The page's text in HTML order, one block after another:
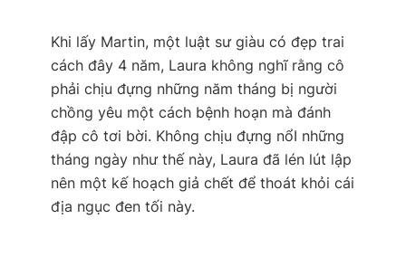
Khi lấy Martin, một luật sư giàu có đẹp trai
cách đây 4 năm, Laura không nghĩ rằng cô
phải chịu đựng những năm tháng bị người
chồng yêu một cách bệnh hoạn mà đánh
đập cô tơi bời. Không chịu đựng nổI những
tháng ngày như thế này, Laura đã lén lút lập
nên một kế hoạch giả chết để thoát khỏi cái
địa ngục đen tối này.